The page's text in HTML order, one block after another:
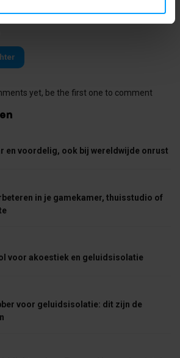
yet, be the first one to comment
en voordelig, ook bij wereldwijde onrust
in je gamekamer, thuisstudio of
voor akoestiek en geluidsisolatie
voor geluidsisolatie: dit zijn de